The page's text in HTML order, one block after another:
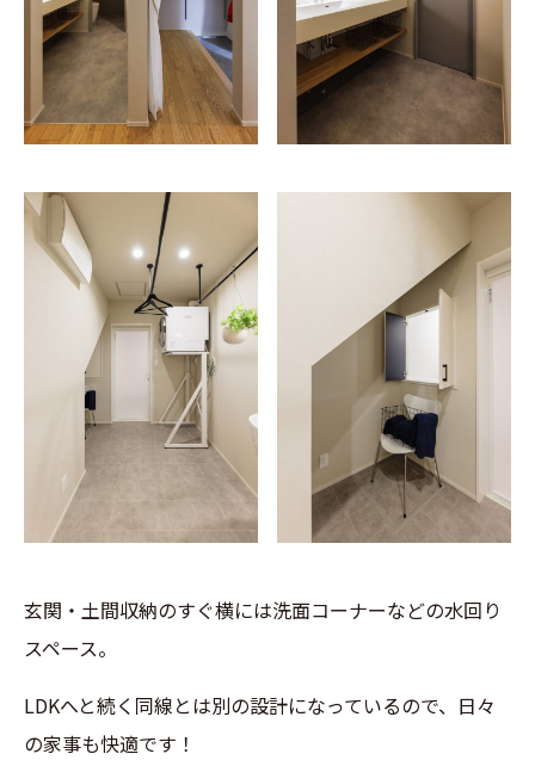
玄関・土間収納のすぐ横には洗面コーナーなどの水回り
スペース。
LDKへと続く同線とは別の設計になっているので、日々
の家事も快適です！